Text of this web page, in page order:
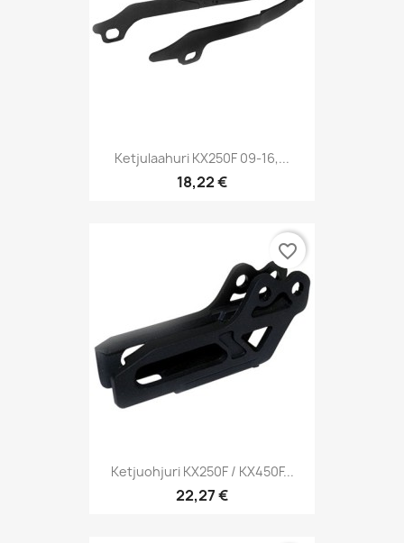
Ketjulaahuri KX250F 09-16,...
18,22 €
Ketjuohjuri KX250F / KX450F...
22,27 €
favorite_border